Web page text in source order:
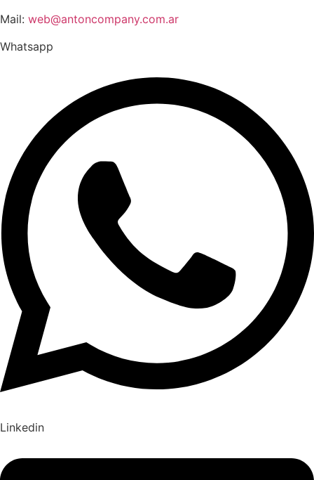
Mail: web@antoncompany.com.ar
Whatsapp
Linkedin